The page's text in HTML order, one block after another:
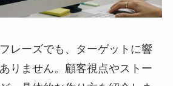
レーズでも、ターゲットに響
りません。顧客視点やストー